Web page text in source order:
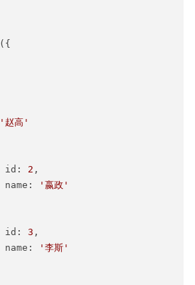
({
'赵高'
id : 2 ,
name :
'嬴政'
id : 3 ,
name :
'李斯'